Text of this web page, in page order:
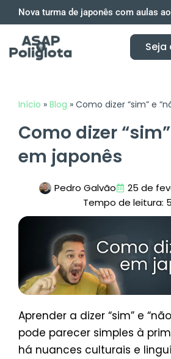
conteúdo
Nova turma de japonês com aulas
Seja
Início » Blog » Como dizer “sim” e
Como dizer
em japonês
Pedro Galvão
25 de
Tempo de leitura:
Aprender a dizer “sim” e
pode parecer simples à
há nuances culturais e